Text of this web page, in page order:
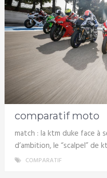
comparatif moto
match : la ktm duke face à
d’ambition, le “scalpel” de
COMPARATIF